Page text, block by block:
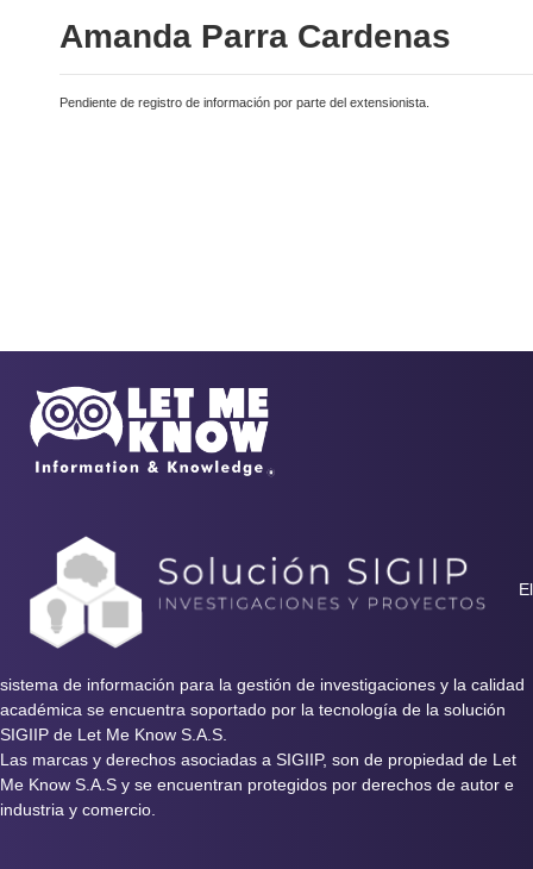
Amanda Parra Cardenas
Pendiente de registro de información por parte del extensionista.
El
sistema de información para la gestión de investigaciones y la calidad
académica se encuentra soportado por la tecnología de la solución
SIGIIP de Let Me Know S.A.S.
Las marcas y derechos asociadas a SIGIIP, son de propiedad de Let
Me Know S.A.S y se encuentran protegidos por derechos de autor e
industria y comercio.